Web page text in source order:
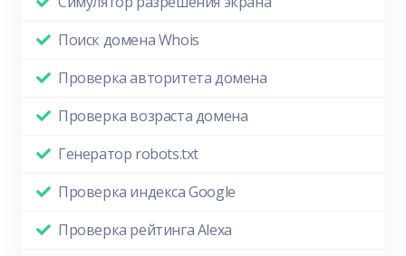
Поиск домена Whois
Проверка авторитета домена
Проверка возраста домена
Генератор robots.txt
Проверка индекса Google
Проверка рейтинга Alexa